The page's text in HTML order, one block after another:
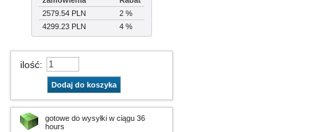
2579.54 PLN
2 %
4299.23 PLN
4 %
ilość:
Dodaj do koszyka
gotowe do wysyłki w ciągu 36
hours